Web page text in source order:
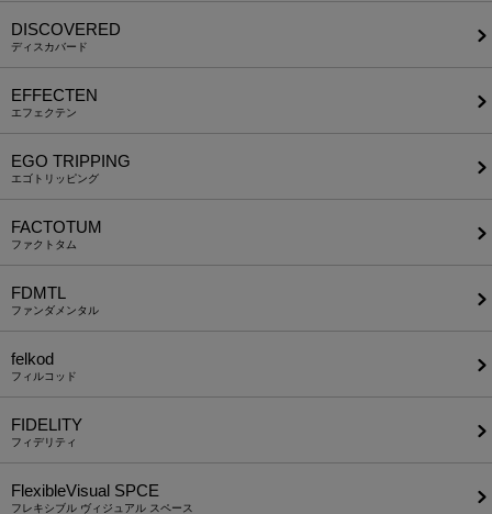
DISCOVERED
ディスカバード
EFFECTEN
エフェクテン
EGO TRIPPING
エゴトリッピング
FACTOTUM
ファクトタム
FDMTL
ファンダメンタル
felkod
フィルコッド
FIDELITY
フィデリティ
FlexibleVisual SPCE
フレキシブル ヴィジュアル スペース